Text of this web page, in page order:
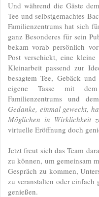
Und während die Gäste
Tee und selbstgemachtes
Familienzentrums hat sich
ganz Besonderes für sein
bekam vorab persönlich
Post verschickt, eine kleine
Kleinarbeit passend zur
besagtem Tee, Gebäck
eigene Tasse mit
Familienzentrums und
Gedanke, einmal geweckt,
Möglichen in Wirklichkeit
virtuelle Eröffnung doch
Jetzt freut sich das Team
zu können, um gemeinsam
Gespräch zu kommen,
zu veranstalten oder einfach
genießen.